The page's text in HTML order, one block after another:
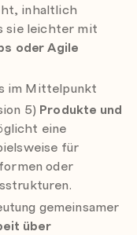
inhaltlich
sie leichter mit
oder Agile
im Mittelpunkt
5) Produkte und
eine
für
oder
gemeinsamer
über